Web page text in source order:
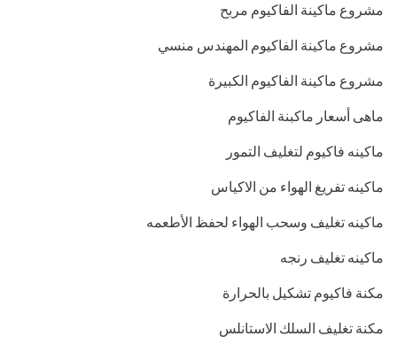
مشروع ماكينة الفاكيوم مربح
مشروع ماكينة الفاكيوم المهندس منسي
مشروع ماكينة الفاكيوم الكبيرة
ماهى أسعار ماكبنة الفاكيوم
ماكينه فاكيوم لتغليف التمور
ماكينه تفريغ الهواء من الاكياس
ماكينه تغليف وسحب الهواء لحفظ الأطعمه
ماكينه تغليف رنجه
مكنة فاكيوم تشكيل بالحرارة
مكنة تغليف السلك الاستانلس